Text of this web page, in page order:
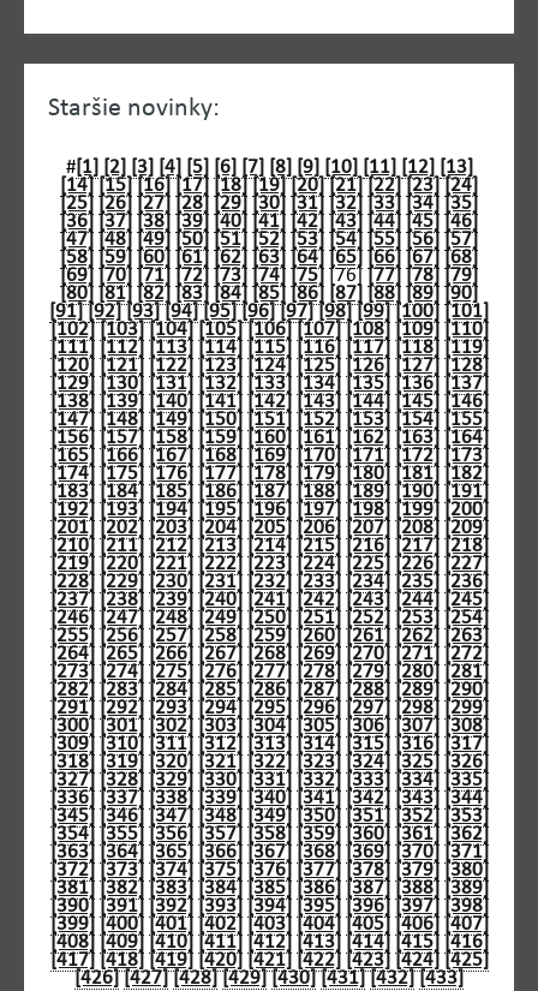
Staršie novinky:
#[1] [2] [3] [4] [5] [6] [7] [8] [9] [10] [11] [12]
[13]
[14] [15] [16] [17] [18] [19] [20] [21] [22] [23] [24]
[25] [26] [27] [28] [29] [30] [31] [32] [33] [34] [35]
[36] [37] [38] [39] [40] [41] [42] [43] [44] [45] [46]
[47] [48] [49] [50] [51] [52] [53] [54] [55] [56] [57]
[58] [59] [60] [61] [62] [63] [64] [65] [66] [67] [68]
[69] [70] [71] [72] [73] [74] [75] [76] [77] [78] [79]
[80] [81] [82] [83] [84] [85] [86] [87] [88] [89] [90]
[91] [92] [93] [94] [95] [96] [97] [98] [99] [100] [101]
[102] [103] [104] [105] [106] [107] [108] [109] [110]
[111] [112] [113] [114] [115] [116] [117] [118] [119]
[120] [121] [122] [123] [124] [125] [126] [127] [128]
[129] [130] [131] [132] [133] [134] [135] [136] [137]
[138] [139] [140] [141] [142] [143] [144] [145] [146]
[147] [148] [149] [150] [151] [152] [153] [154] [155]
[156] [157] [158] [159] [160] [161] [162] [163] [164]
[165] [166] [167] [168] [169] [170] [171] [172] [173]
[174] [175] [176] [177] [178] [179] [180] [181] [182]
[183] [184] [185] [186] [187] [188] [189] [190] [191]
[192] [193] [194] [195] [196] [197] [198] [199] [200]
[201] [202] [203] [204] [205] [206] [207] [208] [209]
[210] [211] [212] [213] [214] [215] [216] [217] [218]
[219] [220] [221] [222] [223] [224] [225] [226] [227]
[228] [229] [230] [231] [232] [233] [234] [235] [236]
[237] [238] [239] [240] [241] [242] [243] [244] [245]
[246] [247] [248] [249] [250] [251] [252] [253] [254]
[255] [256] [257] [258] [259] [260] [261] [262] [263]
[264] [265] [266] [267] [268] [269] [270] [271] [272]
[273] [274] [275] [276] [277] [278] [279] [280] [281]
[282] [283] [284] [285] [286] [287] [288] [289] [290]
[291] [292] [293] [294] [295] [296] [297] [298] [299]
[300] [301] [302] [303] [304] [305] [306] [307] [308]
[309] [310] [311] [312] [313] [314] [315] [316] [317]
[318] [319] [320] [321] [322] [323] [324] [325] [326]
[327] [328] [329] [330] [331] [332] [333] [334] [335]
[336] [337] [338] [339] [340] [341] [342] [343] [344]
[345] [346] [347] [348] [349] [350] [351] [352] [353]
[354] [355] [356] [357] [358] [359] [360] [361] [362]
[363] [364] [365] [366] [367] [368] [369] [370] [371]
[372] [373] [374] [375] [376] [377] [378] [379] [380]
[381] [382] [383] [384] [385] [386] [387] [388] [389]
[390] [391] [392] [393] [394] [395] [396] [397] [398]
[399] [400] [401] [402] [403] [404] [405] [406] [407]
[408] [409] [410] [411] [412] [413] [414] [415] [416]
[417] [418] [419] [420] [421] [422] [423] [424] [425]
[426] [427] [428] [429] [430] [431] [432] [433]